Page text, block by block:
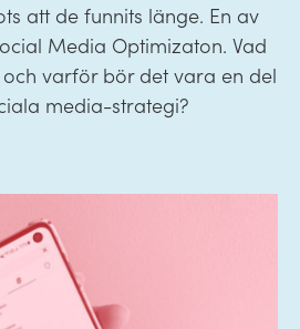
att de funnits länge. En av
Media Optimizaton. Vad
varför bör det vara en del
media-strategi?